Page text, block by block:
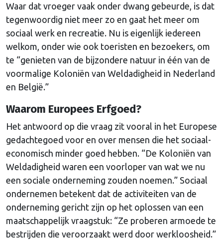
Waar dat vroeger vaak onder dwang gebeurde, is dat
tegenwoordig niet meer zo en gaat het meer om
sociaal werk en recreatie. Nu is eigenlijk iedereen
welkom, onder wie ook toeristen en bezoekers, om
te “genieten van de bijzondere natuur in één van de
voormalige Koloniën van Weldadigheid in Nederland
en België.”
Waarom Europees Erfgoed?
Het antwoord op die vraag zit vooral in het Europese
gedachtegoed voor en over mensen die het sociaal-
economisch minder goed hebben. “De Koloniën van
Weldadigheid waren een voorloper van wat we nu
een sociale onderneming zouden noemen.” Sociaal
ondernemen betekent dat de activiteiten van de
onderneming gericht zijn op het oplossen van een
maatschappelijk vraagstuk: “Ze proberen armoede te
bestrijden die veroorzaakt werd door werkloosheid.”